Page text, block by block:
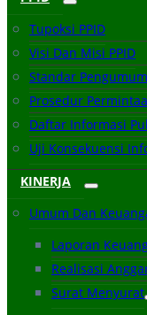
Tupoksi PPID
Visi Dan Misi PPID
Standar
Prosedur
Daftar Informasi
Uji Konsekuensi
KINERJA
Umum Dan
Laporan
Realisasi
Surat Menyurat